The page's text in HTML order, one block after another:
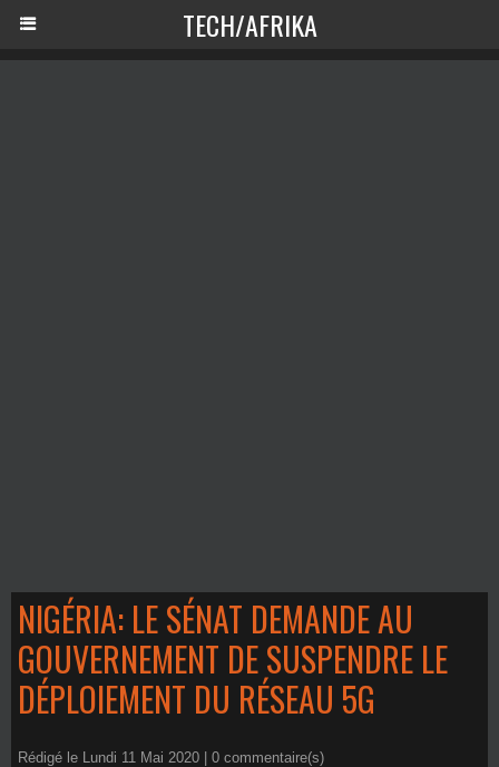
TECH/AFRIKA
NIGÉRIA: LE SÉNAT DEMANDE AU
GOUVERNEMENT DE SUSPENDRE LE
DÉPLOIEMENT DU RÉSEAU 5G
Rédigé le Lundi 11 Mai 2020 | 0 commentaire(s)